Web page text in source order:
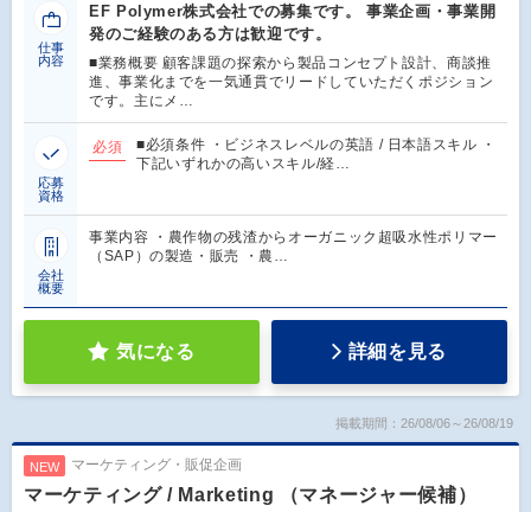
仕事
内容
EF Polymer株式会社での募集です。 事業企画・事業開
発のご経験のある方は歓迎です。
■業務概要 顧客課題の探索から製品コンセプト設計、商談推
進、事業化までを一気通貫でリードしていただくポジション
です。主にメ…
応募
資格
必須
■必須条件 ・ビジネスレベルの英語 / 日本語スキル ・
下記いずれかの高いスキル/経…
会社
概要
事業内容 ・農作物の残渣からオーガニック超吸水性ポリマー
（SAP）の製造・販売 ・農…
気になる 詳細を見る
掲載期間：26/08/06～26/08/19
NEW マーケティング・販促企画
マーケティング / Marketing （マネージャー候補）